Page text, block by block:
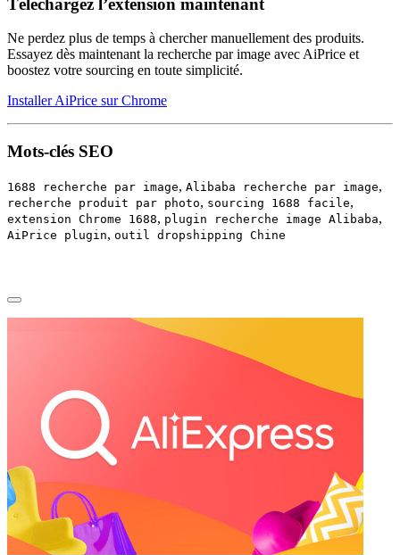
Téléchargez l’extension maintenant
Ne perdez plus de temps à chercher manuellement des produits.
Essayez dès maintenant la recherche par image avec AiPrice et
boostez votre sourcing en toute simplicité.
Installer AiPrice sur Chrome
Mots-clés SEO
1688 recherche par image, Alibaba recherche par image,
recherche produit par photo, sourcing 1688 facile,
extension Chrome 1688, plugin recherche image Alibaba,
AiPrice plugin, outil dropshipping Chine